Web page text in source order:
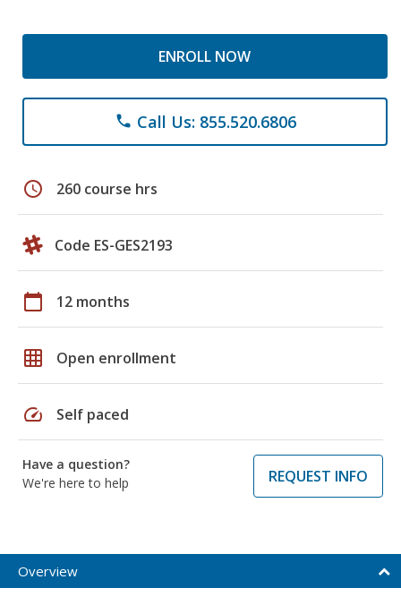
ENROLL NOW
phone Call Us: 855.520.6806
schedule 260 course hrs
Code ES-GES2193
calendar_today 12 months
grid_on Open enrollment
speed Self paced
Have a question?
We're here to help
REQUEST INFO
Overview